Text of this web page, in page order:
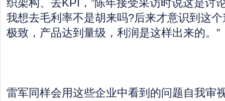
织架构、去KPI，”陈年接受采访时说这是讨
我想去毛利率不是胡来吗?后来才意识到这
极致，产品达到量级，利润是这样出来的。”
雷军同样会用这些企业中看到的问题自我审